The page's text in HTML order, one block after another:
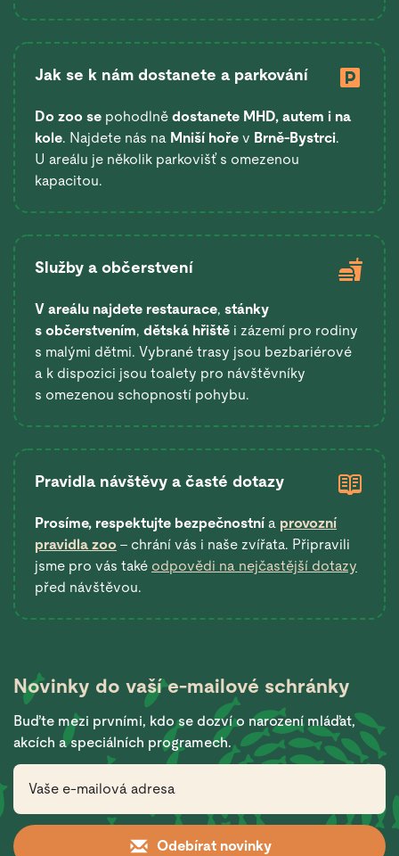
Jak se k nám dostanete a parkování
Do zoo se pohodlně dostanete MHD, autem i na
kole. Najdete nás na Mniší hoře v Brně-Bystrci.
U areálu je několik parkovišť s omezenou
kapacitou.
Služby a občerstvení
V areálu najdete restaurace, stánky
s občerstvením, dětská hřiště i zázemí pro rodiny
s malými dětmi. Vybrané trasy jsou bezbariérové
a k dispozici jsou toalety pro návštěvníky
s omezenou schopností pohybu.
Pravidla návštěvy a časté dotazy
Prosíme, respektujte bezpečnostní a provozní
pravidla zoo – chrání vás i naše zvířata. Připravili
jsme pro vás také odpovědi na nejčastější dotazy
před návštěvou.
Novinky do vašíe-mailové schránky
Buďte mezi prvními, kdo se dozví o narození mláďat,
akcích a speciálních programech.
Odebírat novinky